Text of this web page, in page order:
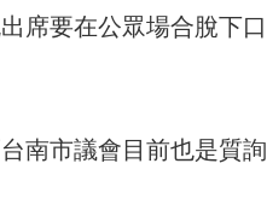
席要在公眾場合脫下口
南市議會目前也是質詢